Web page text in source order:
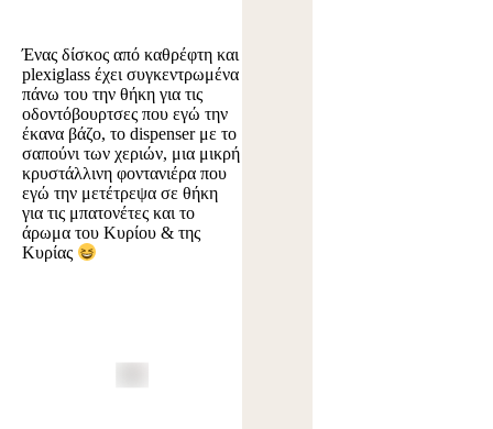
Ένας δίσκος από καθρέφτη και
plexiglass έχει συγκεντρωμένα
πάνω του την θήκη για τις
οδοντόβουρτσες που εγώ την
έκανα βάζο, το dispenser με το
σαπούνι των χεριών, μια μικρή
κρυστάλλινη φοντανιέρα που
εγώ την μετέτρεψα σε θήκη
για τις μπατονέτες και το
άρωμα του Κυρίου & της
Κυρίας